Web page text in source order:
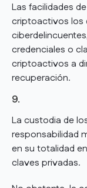
Las facilidades
criptoactivos los
credenciales o
criptoactivos a
recuperación.
9.
La custodia de
responsabilidad
en su totalidad
claves privadas.